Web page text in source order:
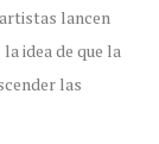
lancen
idea de que la
las